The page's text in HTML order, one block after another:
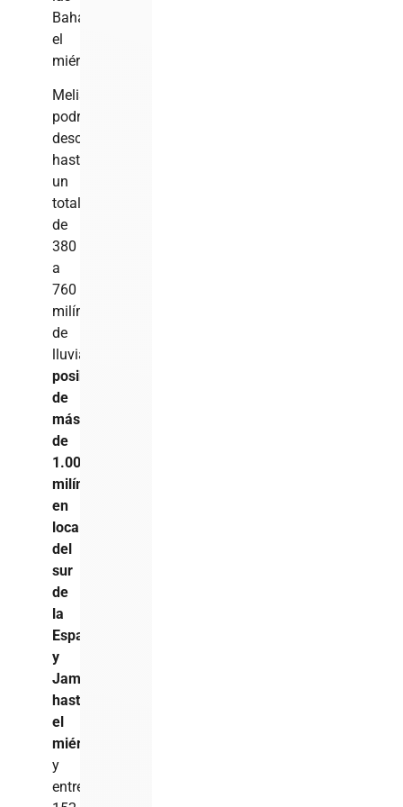
Bahamas
el
miércoles.
Melissa
podría
descargar
hasta
un
total
de
380
a
760
milímetros
de
lluvia,
posibilidades
de
más
de
1.000
milímetros
en
localidades
del
sur
de
la
Española
y
Jamaica
hasta
el
miércoles
y
entre